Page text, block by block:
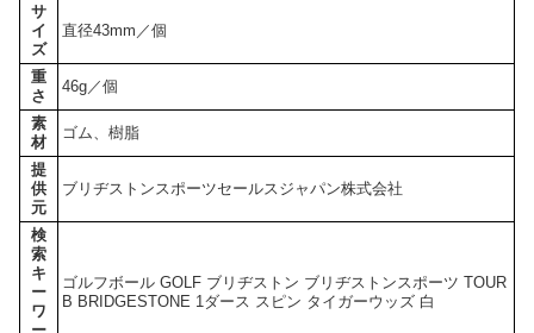
サ
イ
ズ
直径43mm／個
重
さ
46g／個
素
材
ゴム、樹脂
提
供
元
ブリヂストンスポーツセールスジャパン株式会社
検
索
キ
ー
ワ
ゴルフボール GOLF ブリヂストン ブリヂストンスポーツ TOUR
B BRIDGESTONE 1ダース スピン タイガーウッズ 白